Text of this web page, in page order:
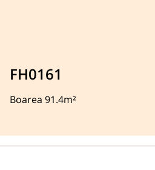
FH0161
Boarea 91.4m²